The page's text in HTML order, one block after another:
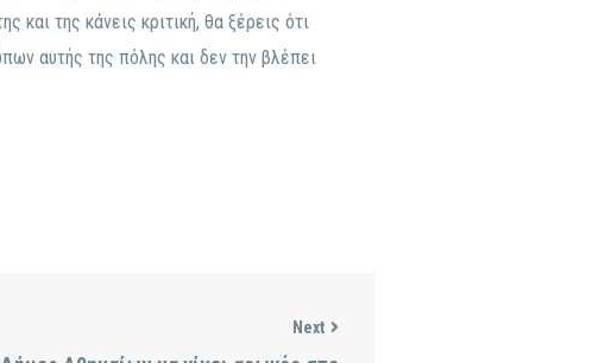
και της κάνεις κριτική, θα ξέρεις ότι
αυτής της πόλης και δεν την βλέπει
Next